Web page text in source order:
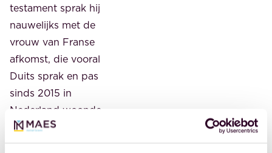
testament sprak hij
nauwelijks met de
vrouw van Franse
afkomst, die vooral
Duits sprak en pas
sinds 2015 in
Nederland woonde.
Het contact over het
testament liep via de